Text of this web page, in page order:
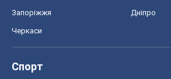
Запоріжжя Дніпро
Черкаси
Спорт